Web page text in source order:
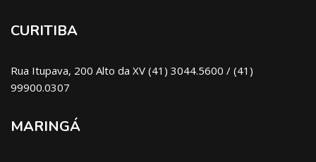
CURITIBA
Rua Itupava, 200 Alto da XV (41) 3044.5600 / (41)
99900.0307
MARINGÁ